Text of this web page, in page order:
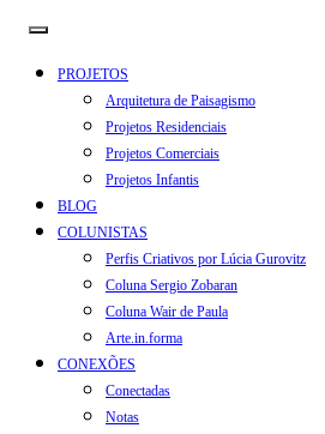
PROJETOS
Arquitetura de Paisagismo
Projetos Residenciais
Projetos Comerciais
Projetos Infantis
BLOG
COLUNISTAS
Perfis Criativos por Lúcia Gurovitz
Coluna Sergio Zobaran
Coluna Wair de Paula
Arte.in.forma
CONEXÕES
Conectadas
Notas